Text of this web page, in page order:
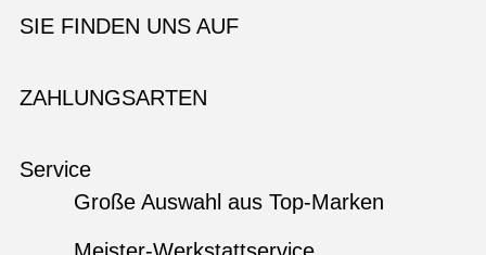
SIE FINDEN UNS AUF
ZAHLUNGSARTEN
Service
Große Auswahl aus Top-Marken